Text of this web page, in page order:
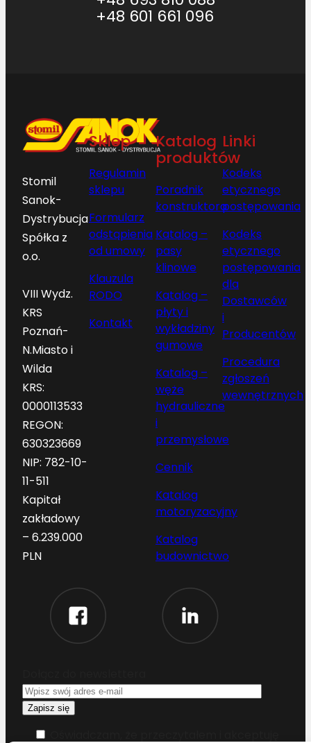
+48 601 661 096
Stomil
Sanok-
Dystrybucja
Spółka z
o.o.
VIII Wydz.
KRS
Poznań-
N.Miasto i
Wilda
KRS:
0000113533
REGON:
630323669
NIP: 782-10-
11-511
Kapitał
zakładowy
– 6.239.000
PLN
Sklep
Regulamin
sklepu
Formularz
odstąpienia
od umowy
Klauzula
RODO
Kontakt
Katalog
produktów
Poradnik
konstruktora
Katalog –
pasy
klinowe
Katalog –
płyty i
wykładziny
gumowe
Katalog –
węże
hydrauliczne
i
przemysłowe
Cennik
Katalog
motoryzacyjny
Katalog
budownictwo
Linki
Kodeks
etycznego
postępowania
Kodeks
etycznego
postępowania
dla
Dostawców
i
Producentów
Procedura
zgłoszeń
wewnętrznych